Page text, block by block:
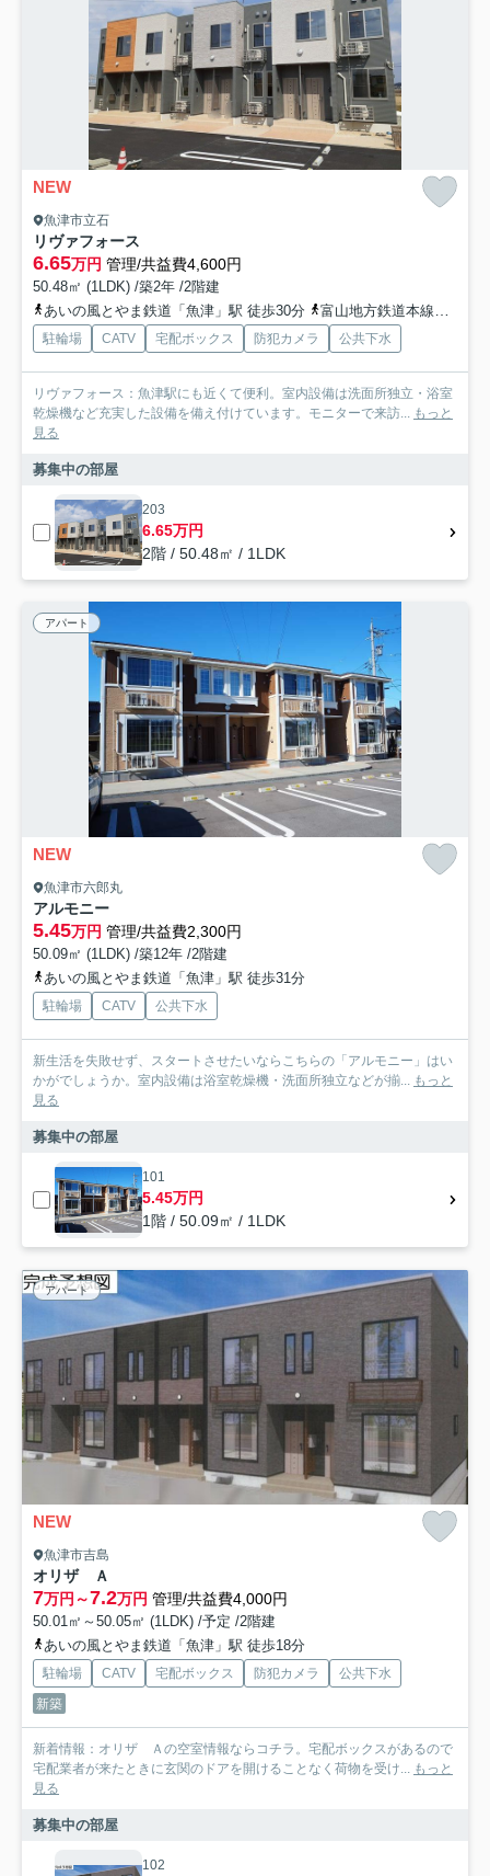
NEW
魚津市立石
リヴァフォース
6.65万円 管理/共益費4,600円
50.48㎡ (1LDK) /築2年 /2階建
あいの風とやま鉄道「魚津」駅 徒歩30分
富山地方鉄道本線「新魚津」駅 徒歩33分
駐輪場 CATV 宅配ボックス 防犯カメラ 公共下水
リヴァフォース：魚津駅にも近くて便利。室内設備は洗面所独立・浴室
乾燥機など充実した設備を備え付けています。モニターで来訪... もっと
見る
募集中の部屋
203
6.65万円
2階 / 50.48㎡ / 1LDK
アパート
NEW
魚津市六郎丸
アルモニー
5.45万円 管理/共益費2,300円
50.09㎡ (1LDK) /築12年 /2階建
あいの風とやま鉄道「魚津」駅 徒歩31分
駐輪場 CATV 公共下水
新生活を失敗せず、スタートさせたいならこちらの「アルモニー」はい
かがでしょうか。室内設備は浴室乾燥機・洗面所独立などが揃... もっと
見る
募集中の部屋
101
5.45万円
1階 / 50.09㎡ / 1LDK
アパート
NEW
魚津市吉島
オリザ Ａ
7万円～7.2万円 管理/共益費4,000円
50.01㎡～50.05㎡ (1LDK) /予定 /2階建
あいの風とやま鉄道「魚津」駅 徒歩18分
駐輪場 CATV 宅配ボックス 防犯カメラ
公共下水
新築
新着情報：オリザ Ａの空室情報ならコチラ。宅配ボックスがあるので
宅配業者が来たときに玄関のドアを開けることなく荷物を受け... もっと
見る
募集中の部屋
102